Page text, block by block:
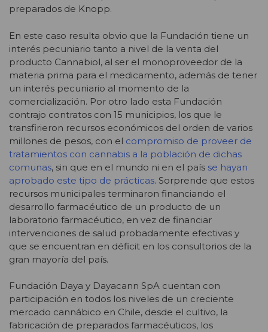
preparados de Knopp.
En este caso resulta obvio que la Fundación tiene un
interés pecuniario tanto a nivel de la venta del
producto Cannabiol, al ser el monoproveedor de la
materia prima para el medicamento, además de tener
un interés pecuniario al momento de la
comercialización. Por otro lado esta Fundación
contrajo contratos con 15 municipios, los que le
transfirieron recursos económicos del orden de varios
millones de pesos, con el compromiso de proveer de
tratamientos con cannabis a la población de dichas
comunas, sin que en el mundo ni en el país se hayan
aprobado este tipo de prácticas. Sorprende que estos
recursos municipales terminaron financiando el
desarrollo farmacéutico de un producto de un
laboratorio farmacéutico, en vez de financiar
intervenciones de salud probadamente efectivas y
que se encuentran en déficit en los consultorios de la
gran mayoría del país.
Fundación Daya y Dayacann SpA cuentan con
participación en todos los niveles de un creciente
mercado cannábico en Chile, desde el cultivo, la
fabricación de preparados farmacéuticos, los